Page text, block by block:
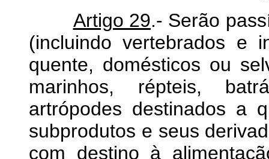
Artigo 29.- Serão
(incluindo vertebrados e
quente, domésticos ou
marinhos, répteis,
artrópodes destinados a
subprodutos e seus
com destino à